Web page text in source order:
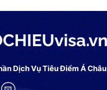
Dịch Vụ Tiêu Điểm Á Châu